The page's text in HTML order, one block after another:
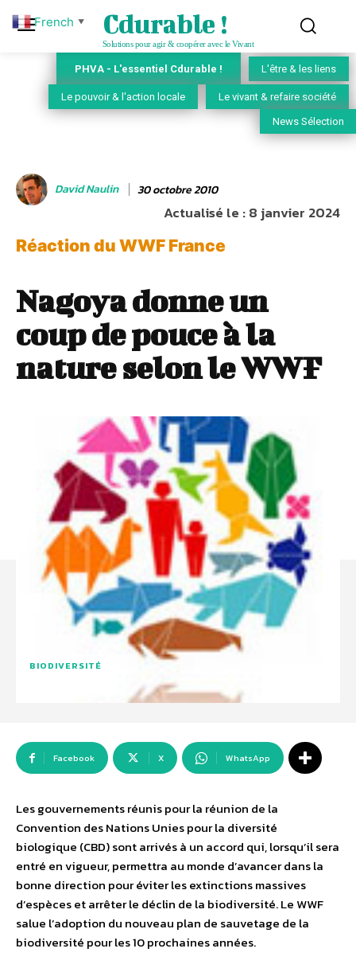
Cdurable !
Solutions pour agir & coopérer avec le Vivant
PHVA - L'essentiel Cdurable ! L'être & les liens
Le pouvoir & l'action locale Le vivant & refaire société
News Sélection
David Naulin 30 octobre 2010
Actualisé le :8 janvier 2024
Réaction du WWF France
Nagoya donne un
coup de pouce à la
nature selon le WWF
BIODIVERSITÉ
Facebook X WhatsApp
Les gouvernements réunis pour la réunion de la
Convention des Nations Unies pour la diversité
biologique (CBD) sont arrivés à un accord qui, lorsqu’il sera
entré en vigueur, permettra au monde d’avancer dans la
bonne direction pour éviter les extinctions massives
d’espèces et arrêter le déclin de la biodiversité. Le WWF
salue l’adoption du nouveau plan de sauvetage de la
biodiversité pour les 10 prochaines années.
French ▼